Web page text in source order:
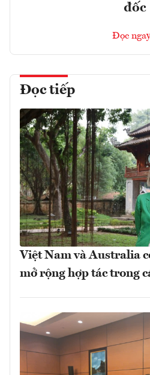
đốc
Đọc
Đọc tiếp
Việt Nam và Australia
mở rộng hợp tác trong